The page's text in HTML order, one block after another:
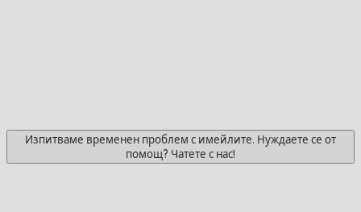
Изпитваме временен проблем с имейлите. Нуждаете се от
помощ? Чатете с нас!